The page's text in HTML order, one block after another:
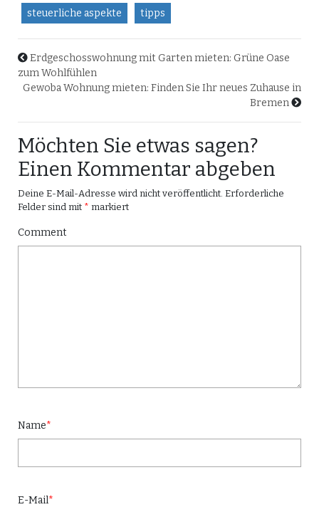
steuerliche aspekte tipps
Erdgeschosswohnung mit Garten mieten: Grüne Oase
zum Wohlfühlen
Gewoba Wohnung mieten: Finden Sie Ihr neues Zuhause in
Bremen
Möchten Sie etwas sagen?
Einen Kommentar abgeben
Deine E-Mail-Adresse wird nicht veröffentlicht. Erforderliche
Felder sind mit * markiert
Comment
Name*
E-Mail*